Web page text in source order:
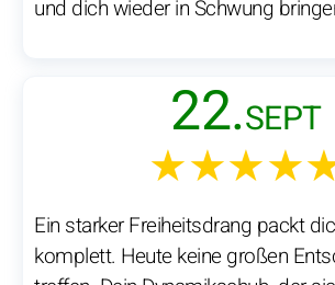
und dich wieder in Schwung
22.SEPT
Ein starker Freiheitsdrang packt
komplett. Heute keine großen